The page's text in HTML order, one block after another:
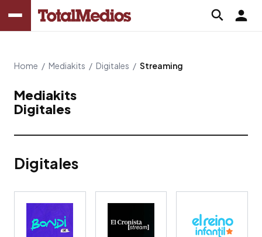
Home / Mediakits / Digitales / Streaming
Mediakits
Digitales
Digitales